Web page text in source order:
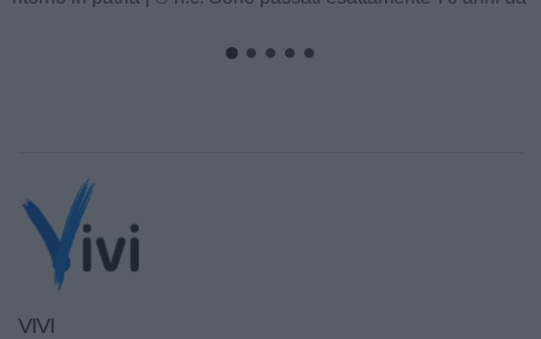
musicali, e un...
VIVI